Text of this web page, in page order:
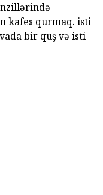
kafes qurmaq. isti
bir quş və isti